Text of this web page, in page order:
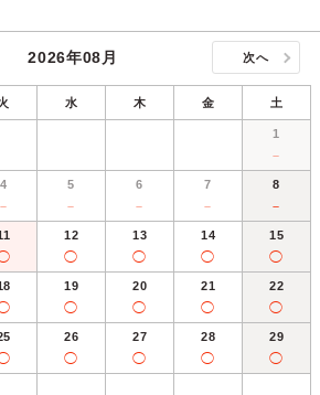
2026年08月 次へ
水 木 金 土
1
－
4
－
5
－
6
－
7
－
8
－
12
◯
13
◯
14
◯
15
◯
19
◯
20
◯
21
◯
22
◯
26
◯
27
◯
28
◯
29
◯